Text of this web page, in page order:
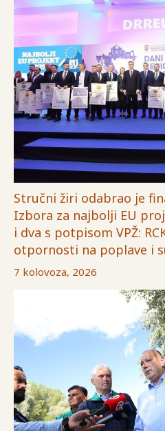
Stručni žiri odabrao je
Izbora za najbolji EU
i dva s potpisom VPŽ:
otpornosti na poplave i
7 kolovoza, 2026